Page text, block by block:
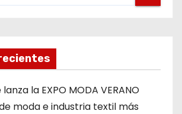
la EXPO MODA VERANO
moda e industria textil más